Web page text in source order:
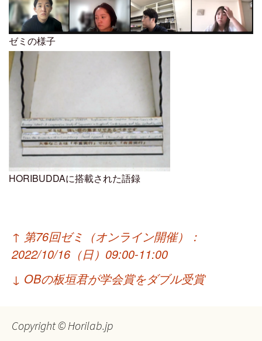
ゼミの様子
HORIBUDDAに搭載された語録
投
稿
ナ
ー
↑ 第76回ゼミ（オンライン開催）：
2022/10/16（日）09:00-11:00
↓ OBの板垣君が学会賞をダブル受賞
Copyright © Horilab.jp